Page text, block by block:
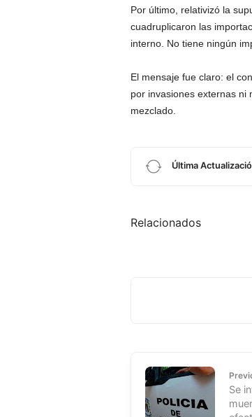
Por último, relativizó la
cuadruplicaron las
interno. No tiene ningún
El mensaje fue claro: el
por invasiones externas ni
mezclado.
Última
Relacionados
Se